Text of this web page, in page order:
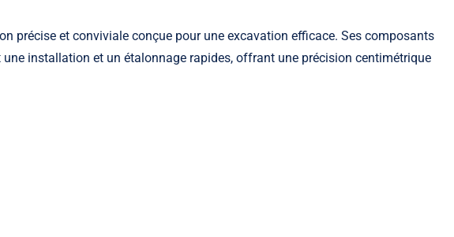
précise et conviviale conçue pour une excavation efficace. Ses composants
installation et un étalonnage rapides, offrant une précision centimétrique